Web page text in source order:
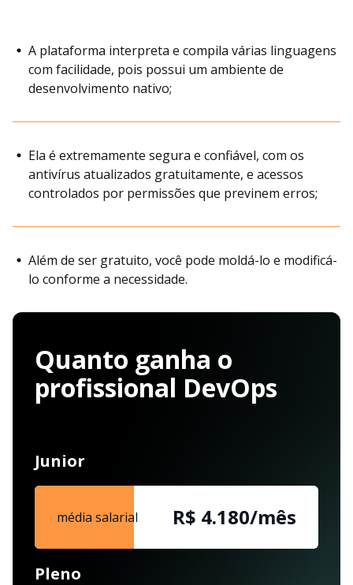
A plataforma interpreta e compila várias linguagens
com facilidade, pois possui um ambiente de
desenvolvimento nativo;
Ela é extremamente segura e confiável, com os
antivírus atualizados gratuitamente, e acessos
controlados por permissões que previnem erros;
Além de ser gratuito, você pode moldá-lo e modificá-
lo conforme a necessidade.
Quanto ganha o
profissional DevOps
Junior
média salarial R$ 4.180/mês
Pleno